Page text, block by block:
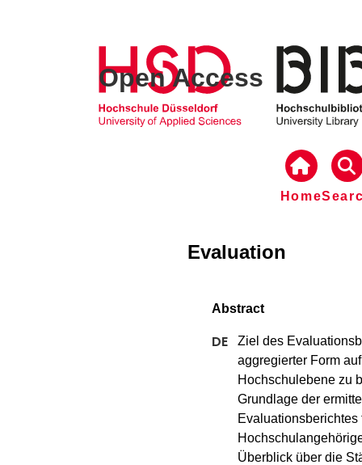
Open Access
Home
Evaluation
Ziel des
aggregierter Form
Hochschulebene zu
Grundlage der
Überblick über die